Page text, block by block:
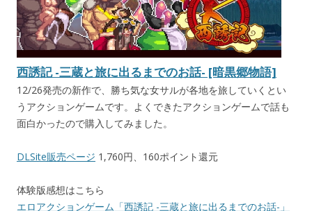
西誘記 -三蔵と旅に出るまでのお話- [暗黒郷物語]
12/26発売の新作で、勝ち気な女サルが各地を旅していくとい
うアクションゲームです。よくできたアクションゲームで話も
面白かったので購入してみました。
DLSite販売ページ 1,760円、160ポイント還元
体験版感想はこちら
エロアクションゲーム「西誘記 -三蔵と旅に出るまでのお話-」